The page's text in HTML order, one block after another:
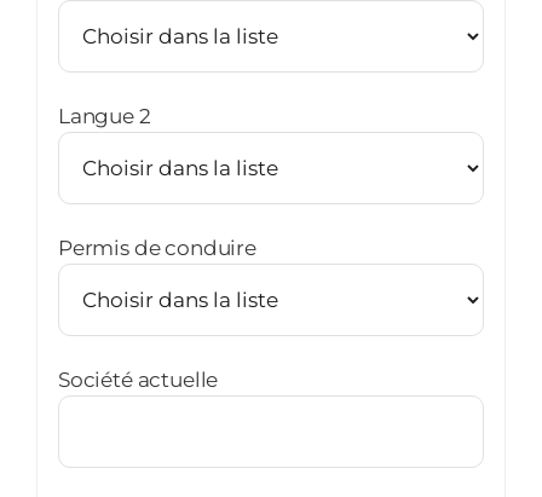
Langue 2
Permis de conduire
Société actuelle